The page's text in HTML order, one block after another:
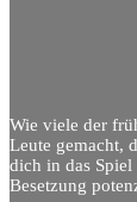
Wie viele der
Leute gemacht,
dich in das
Besetzung